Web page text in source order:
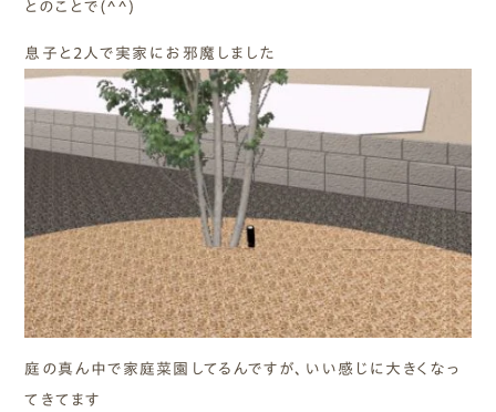
ファーストプランを試す
とのことで(^^)
息子と2人で実家にお邪魔しました
庭の真ん中で家庭菜園してるんですが、いい感じに大きくなっ
てきてます